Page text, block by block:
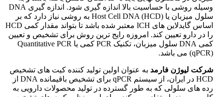
وسیله روشی با حساسیت بالا اندازه گیری شود. اندازه گیری DNA
سلول میزبان یا Host Cell DNA (HCD) به روشی نیاز دارد که بر
اساس گایدلاین های ICH معتبر شده باشد تا بتواند مقدار کمی HCD
را در دارو تعیین کند. امروزه رایج ترین روش برای تشخیص و تعیین
کمی DNA سلول میزبان، تکنیک PCR کمی یا Quantitative PCR
(qPCR) می باشد.
شرکت لیوژن فارمد به عنوان اولین تولید کننده کیت های تشخیص
HCD در ایران، از سیستم qPCR برای تشخیص باقیمانده DNA از
رده های سلولی که به طور گسترده در تولید محصولات دارویی به